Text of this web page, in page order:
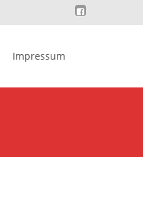
Impressum